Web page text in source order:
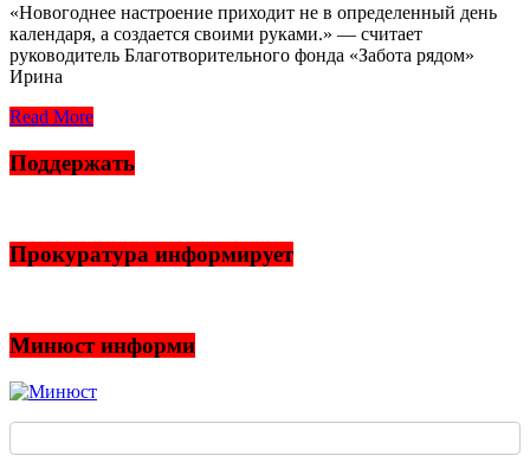
«Новогоднее настроение приходит не в определенный день
календаря, а создается своими руками.» — считает
руководитель Благотворительного фонда «Забота рядом»
Ирина
Read More
Поддержать
Прокуратура информирует
Минюст информи